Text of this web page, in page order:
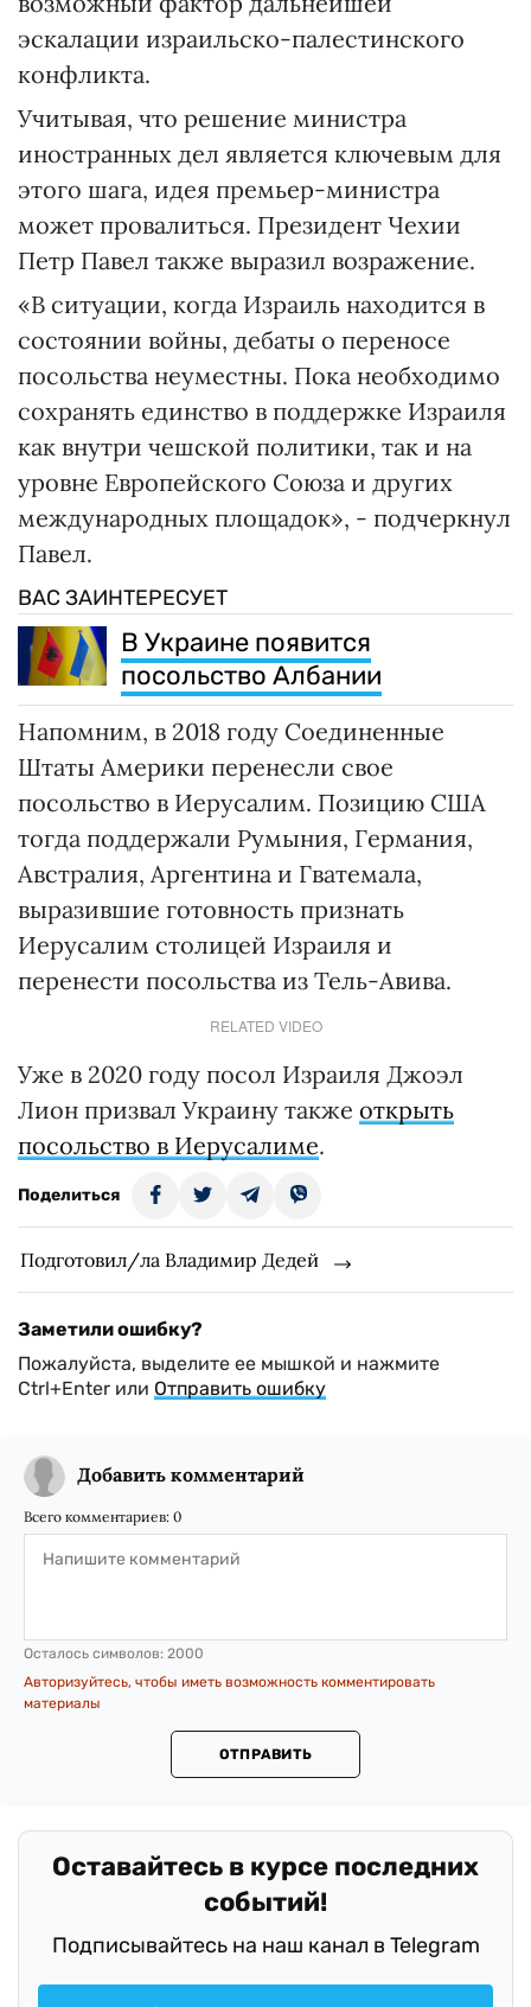
перенесении посольства в Иерусалим, но
как глава МИД, ответственный за этот
вопрос, я должен заявить, что три
основных условия для такого переезда
пока не выполнены», - сказал Липовский.
ВАС ЗАИНТЕРЕСУЕТ
Посольство Украины в
Польше: как украинцам
получить консультацию по
телефону
Он отметил, что перенос посольства
нарушит международное право, будет
противоречить линии ЕС и даже может
рассматриваться как риск безопасности и
возможный фактор дальнейшей
конфликта.
Учитывая, что решение министра
иностранных дел является ключевым для
этого шага, идея премьер-министра
может провалиться. Президент Чехии
Петр Павел также выразил возражение.
«В ситуации, когда Израиль находится в
состоянии войны, дебаты о переносе
посольства неуместны. Пока необходимо
сохранять единство в поддержке Израиля
как внутри чешской политики, так и на
уровне Европейского Союза и других
Павел.
ВАС ЗАИНТЕРЕСУЕТ
В Украине появится
посольство Албании
Напомним, в 2018 году Соединенные
посольство в Иерусалим. Позицию США
тогда поддержали Румыния, Германия,
выразившие готовность признать
Иерусалим столицей Израиля и
перенести посольства из Тель-Авива.
RELATED VIDEO
Лион призвал Украину такжеоткрыть
посольство в Иерусалиме.
Заметили ошибку?
Пожалуйста, выделите ее мышкой и нажмите